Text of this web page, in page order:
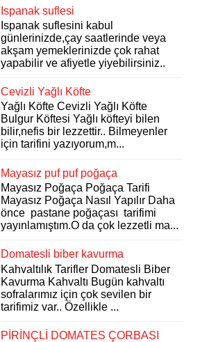
Ispanak suflesi
Ispanak suflesini kabul
günlerinizde,çay saatlerinde veya
akşam yemeklerinizde çok rahat
yapabilir ve afiyetle yiyebilirsiniz..
Cevizli Yağlı Köfte
Yağlı Köfte Cevizli Yağlı Köfte
Bulgur Köftesi Yağlı köfteyi bilen
bilir,nefis bir lezzettir.. Bilmeyenler
için tarifini yazıyorum,m...
Mayasız puf puf poğaça
Mayasız Poğaça Poğaça Tarifi
Mayasız Poğaça Nasıl Yapılır Daha
önce pastane poğaçası tarifimi
yayınlamıştım.O da çok lezzetli ma...
Domatesli biber kavurma
Kahvaltılık Tarifler Domatesli Biber
Kavurma Kahvaltı Bugün kahvaltı
sofralarımız için çok sevilen bir
tarifimiz var.. Özellikle ...
PİRİNÇLİ DOMATES ÇORBASI